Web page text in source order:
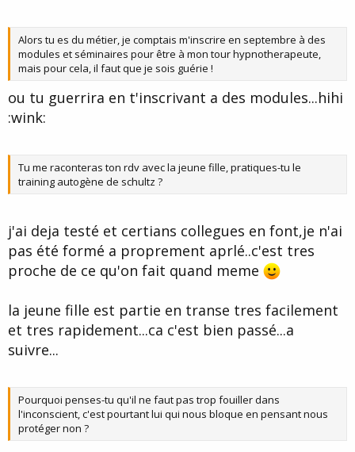
Alors tu es du métier, je comptais m'inscrire en septembre à des
modules et séminaires pour être à mon tour hypnotherapeute,
mais pour cela, il faut que je sois guérie !
ou tu guerrira en t'inscrivant a des modules...hihi
:wink:
Tu me raconteras ton rdv avec la jeune fille, pratiques-tu le
training autogène de schultz ?
j'ai deja testé et certians collegues en font,je n'ai
pas été formé a proprement aprlé..c'est tres
proche de ce qu'on fait quand meme
la jeune fille est partie en transe tres facilement
et tres rapidement...ca c'est bien passé...a
suivre...
Pourquoi penses-tu qu'il ne faut pas trop fouiller dans
l'inconscient, c'est pourtant lui qui nous bloque en pensant nous
protéger non ?